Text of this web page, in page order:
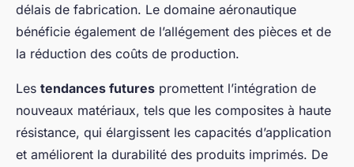
délais de fabrication. Le domaine aéronautique
bénéficie également de l’allégement des pièces et de
la réduction des coûts de production.
Les tendances futures promettent l’intégration de
nouveaux matériaux, tels que les composites à haute
résistance, qui élargissent les capacités d’application
et améliorent la durabilité des produits imprimés. De